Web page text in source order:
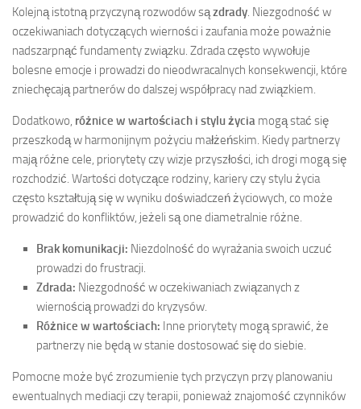
Kolejną istotną przyczyną rozwodów sązdrady . Niezgodność w
oczekiwaniach dotyczących wierności i zaufania może poważnie
nadszarpnąć fundamenty związku. Zdrada często wywołuje
bolesne emocje i prowadzi do nieodwracalnych konsekwencji, które
zniechęcają partnerów do dalszej współpracy nad związkiem.
Dodatkowo, różnice w wartościach i stylu życia mogą stać się
przeszkodą w harmonijnym pożyciu małżeńskim. Kiedy partnerzy
mają różne cele, priorytety czy wizje przyszłości, ich drogi mogą się
rozchodzić. Wartości dotyczące rodziny, kariery czy stylu życia
często kształtują się w wyniku doświadczeń życiowych, co może
prowadzić do konfliktów, jeżeli są one diametralnie różne.
Brak komunikacji: Niezdolność do wyrażania swoich uczuć
prowadzi do frustracji.
Zdrada: Niezgodność w oczekiwaniach związanych z
wiernością prowadzi do kryzysów.
Różnice w wartościach: Inne priorytety mogą sprawić, że
partnerzy nie będą w stanie dostosować się do siebie.
Pomocne może być zrozumienie tych przyczyn przy planowaniu
ewentualnych mediacji czy terapii, ponieważ znajomość czynników